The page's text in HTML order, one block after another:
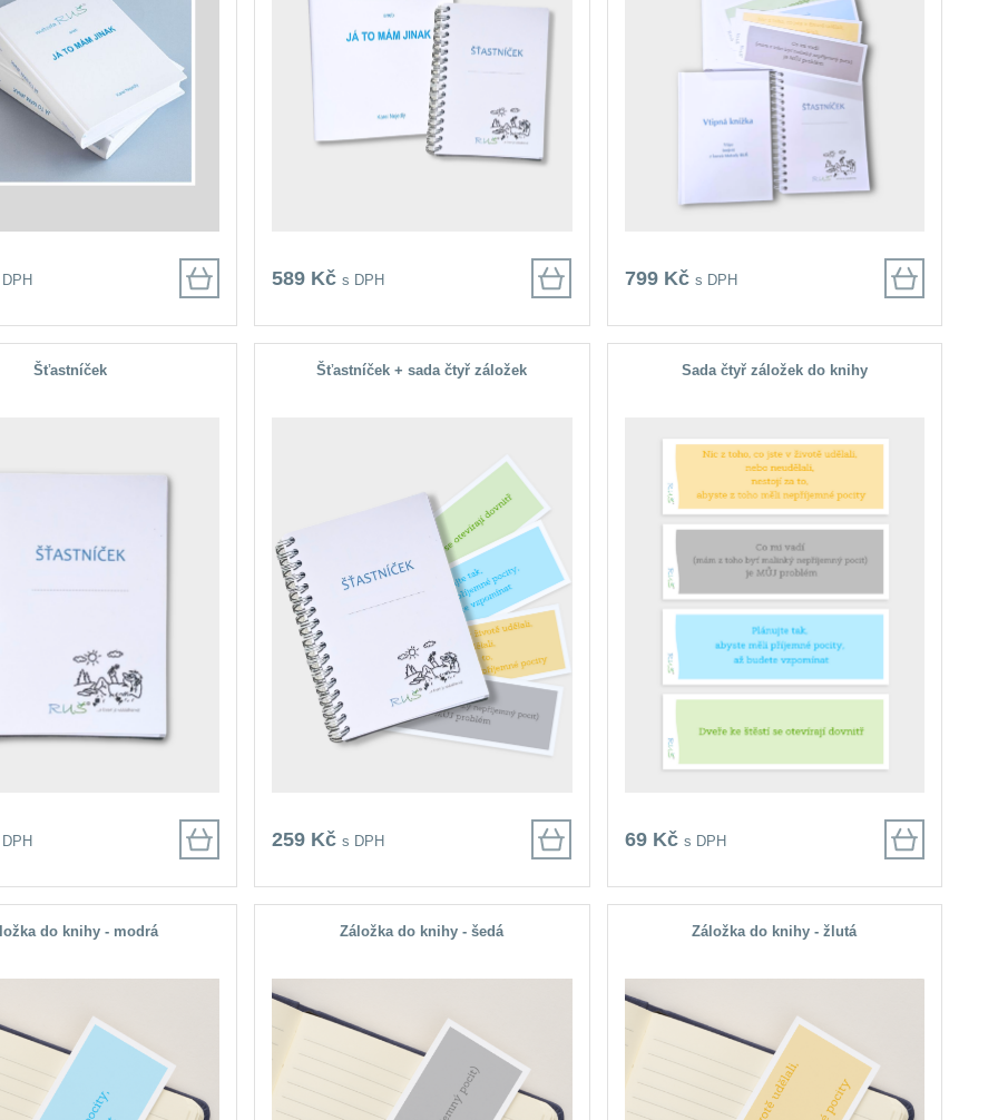
589 Kčs DPH 799 Kč s DPH
Šťastníček Šťastníček + sada čtyř záložek
259 Kčs DPH
Sada čtyř záložek do knihy
69 Kč s DPH
do knihy - modrá Záložka do knihy - šedá Záložka do knihy - žlutá